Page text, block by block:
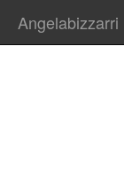
Angelabizzarri